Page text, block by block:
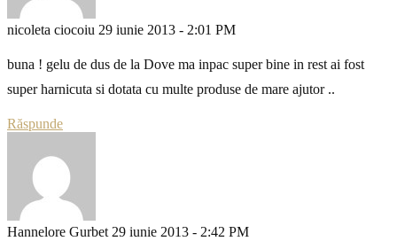
nicoleta ciocoiu 29 iunie 2013 - 2:01 PM
buna ! gelu de dus de la Dove ma inpac super bine in rest ai fost
super harnicuta si dotata cu multe produse de mare ajutor ..
Răspunde
Hannelore Gurbet 29 iunie 2013 - 2:42 PM